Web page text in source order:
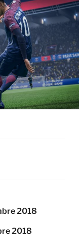
2018
2018